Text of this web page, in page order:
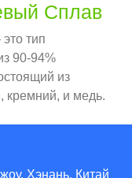
Сплав
тип
90-94%
из
кремний, и медь.
Хэнань, Китай